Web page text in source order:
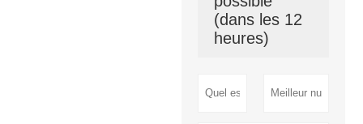
(dans les 12
heures)